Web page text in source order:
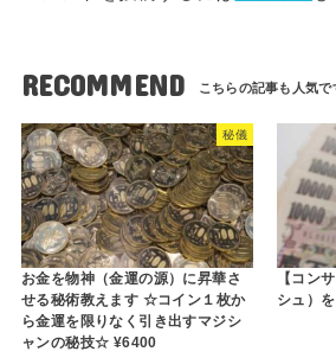
RECOMMEND
秘儀
お金を物神（金運の源）に昇華さ
せる秘術教えます ☆コイン１枚か
ら金運を限りなく引き出すマジシ
ャンの秘技☆ ¥6400
【コン
シュ）